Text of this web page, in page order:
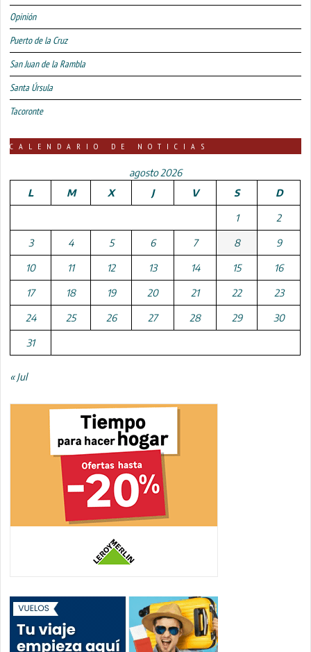
Opinión
Puerto de la Cruz
San Juan de la Rambla
Santa Úrsula
Tacoronte
CALENDARIO DE NOTICIAS
agosto 2026
L
M X J V S D
1 2
3 4 5 6 7 8 9
10 11 12 13 14 15 16
17 18 19 20 21 22 23
24 25 26 27 28 29 30
31
« Jul